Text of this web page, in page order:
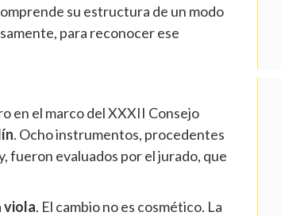
su estructura de un modo
para reconocer ese
en el marco del XXXII Consejo
. Ocho instrumentos, procedentes
fueron evaluados por el jurado, que
viola. El cambio no es cosmético. La